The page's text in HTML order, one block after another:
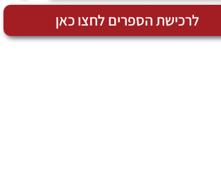
לרכישת הספרים לחצו כאן